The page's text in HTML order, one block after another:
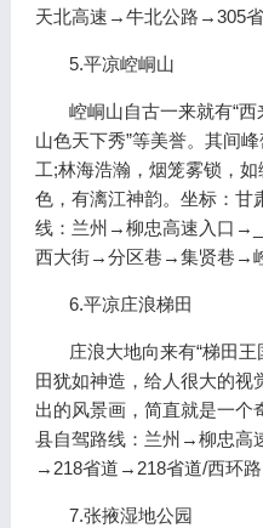
天北高速→牛北公路→305
5.平凉崆峒山
崆峒山自古一来就有“西
山色天下秀”等美誉。其间
工;林海浩瀚，烟笼雾锁，
色，有漓江神韵。坐标：甘
线：兰州→柳忠高速入口
西大街→分区巷→集贤巷→
6.平凉庄浪梯田
庄浪大地向来有“梯田王
田犹如神造，给人很大的视
出的风景画，简直就是一个
县自驾路线：兰州→柳忠
→218省道→218省道/西环
7.张掖湿地公园